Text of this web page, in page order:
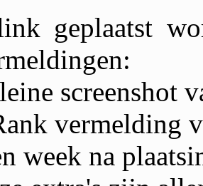
geplaatst
screenshot
vermelding
week na